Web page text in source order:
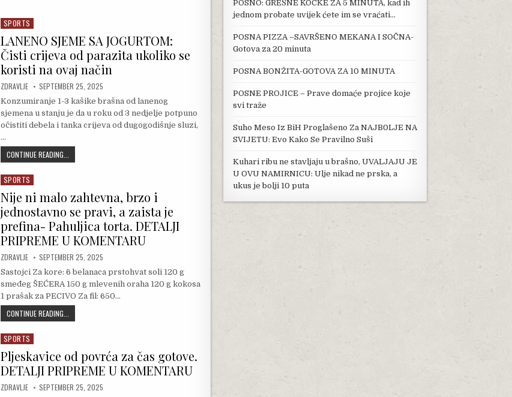
Posted in
SPORTS
LANENO SJEME SA JOGURTOM:
Čisti crijeva od parazita ukoliko se
koristi na ovaj način
AUTHOR:
ZDRAVLJE PUBLISHED DATE:
SEPTEMBER 25, 2025
Konzumiranje 1-3 kašike brašna od lanenog
sjemena u stanju je da u roku od 3 nedjelje potpuno
očistiti debela i tanka crijeva od dugogodišnje sluzi,
…
CONTINUE READING... LANENO SJEME SA JOGURTOM: ČISTI CRIJEVA OD PARAZITA UKOLIKO SE KORISTI NA OVAJ NAČIN
Posted in
SPORTS
Nije ni malo zahtevna, brzo i
jednostavno se pravi, a zaista je
prefina- Pahuljica torta. DETALJI
PRIPREME U KOMENTARU
AUTHOR:
ZDRAVLJE PUBLISHED DATE:
SEPTEMBER 25, 2025
Sastojci Za kore: 6 belanaca prstohvat soli 120 g
smeđeg ŠEĆERA 150 g mlevenih oraha 120 g kokosa
1 prašak za PECIVO Za fil: 650…
CONTINUE READING... NIJE NI MALO ZAHTEVNA, BRZO I JEDNOSTAVNO SE PRAVI, A ZAISTA JE PREFINA- PAHULJICA TORTA. DETALJI PRIPREME U KOMENTARU
Posted in
SPORTS
Pljeskavice od povrća za čas gotove.
DETALJI PRIPREME U KOMENTARU
AUTHOR:
ZDRAVLJE PUBLISHED DATE:
SEPTEMBER 25, 2025
POSNO: GREŠNE KOCKE ZA 5 MINUTA, kad ih
jednom probate uvijek ćete im se vraćati…
POSNA PIZZA –SAVRŠENO MEKANA I SOČNA-
Gotova za 20 minuta
POSNA BONŽITA-GOTOVA ZA 10 MINUTA
POSNE PROJICE – Prave domaće projice koje
svi traže
Suho Meso Iz BiH Proglašeno Za NAJB0LJE NA
SVIJETU: Evo Kako Se Pravilno Suši
Kuhari ribu ne stavljaju u brašno, UVALJAJU JE
U OVU NAMIRNICU: Ulje nikad ne prska, a
ukus je bolji 10 puta